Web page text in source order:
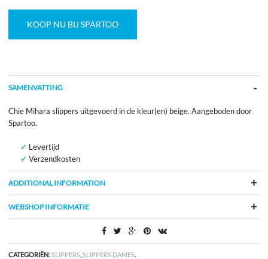
KOOP NU BIJ SPARTOO
SAMENVATTING
Chie Mihara slippers uitgevoerd in de kleur(en) beige. Aangeboden door
Spartoo.
Levertijd
Verzendkosten
ADDITIONAL INFORMATION
WEBSHOP INFORMATIE
CATEGORIËN:SLIPPERS,SLIPPERS DAMES.